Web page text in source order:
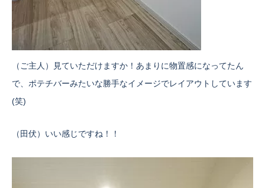
（ご主人）見ていただけますか！あまりに物置感になってたん
で、ポテチバーみたいな勝手なイメージでレイアウトしています
(笑)
（田伏）いい感じですね！！